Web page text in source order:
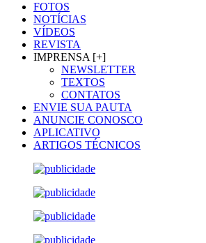
FOTOS
NOTÍCIAS
VÍDEOS
REVISTA
IMPRENSA [+]
NEWSLETTER
TEXTOS
CONTATOS
ENVIE SUA PAUTA
ANUNCIE CONOSCO
APLICATIVO
ARTIGOS TÉCNICOS